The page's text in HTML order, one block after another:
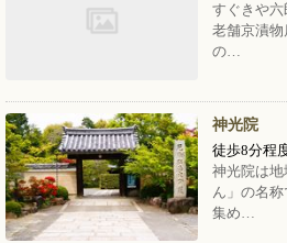
すぐきや
老舗京漬
の…
神光院
徒歩8分程
神光院は地
ん」の名
集め…